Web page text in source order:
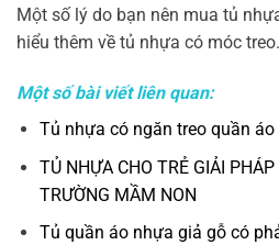
Một số lý do bạn nên mua tủ
hiểu thêm về tủ nhựa có móc treo.
Một số bài viết liên quan:
Tủ nhựa có ngăn treo quần
TỦ NHỰA CHO TRẺ GIẢI
TRƯỜNG MẦM NON
Tủ quần áo nhựa giả gỗ có